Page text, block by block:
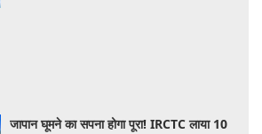
जापान घूमने का सपना होगा पूरा! IRCTC लाया 10